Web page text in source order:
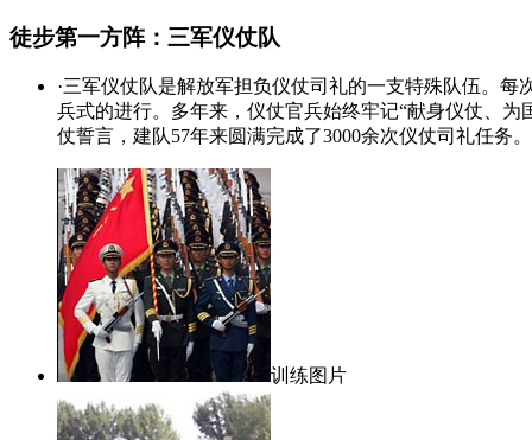
徒步第一方阵：三军仪仗队
·三军仪仗队是解放军担负仪仗司礼的一支特殊队伍。
兵式的进行。多年来，仪仗官兵始终牢记“献身仪仗、
仗誓言，建队57年来圆满完成了3000余次仪仗司礼任务。
训练图片